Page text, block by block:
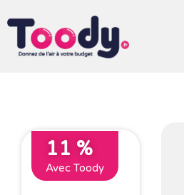
11 %
Avec Toody